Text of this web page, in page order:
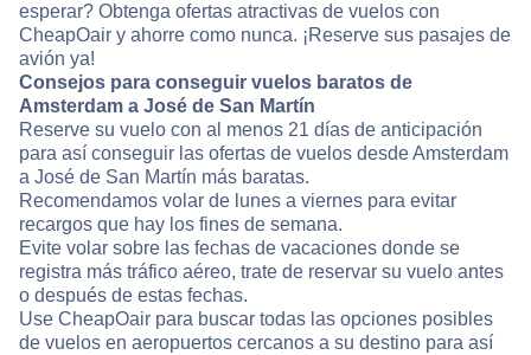
esperar? Obtenga ofertas atractivas de vuelos con
CheapOair y ahorre como nunca. ¡Reserve sus pasajes de
avión ya!
Consejos para conseguir vuelos baratos de
Amsterdam a José de San Martín
Reserve su vuelo con al menos 21 días de anticipación
para así conseguir las ofertas de vuelos desde Amsterdam
a José de San Martín más baratas.
Recomendamos volar de lunes a viernes para evitar
recargos que hay los fines de semana.
Evite volar sobre las fechas de vacaciones donde se
registra más tráfico aéreo, trate de reservar su vuelo antes
o después de estas fechas.
Use CheapOair para buscar todas las opciones posibles
de vuelos en aeropuertos cercanos a su destino para así